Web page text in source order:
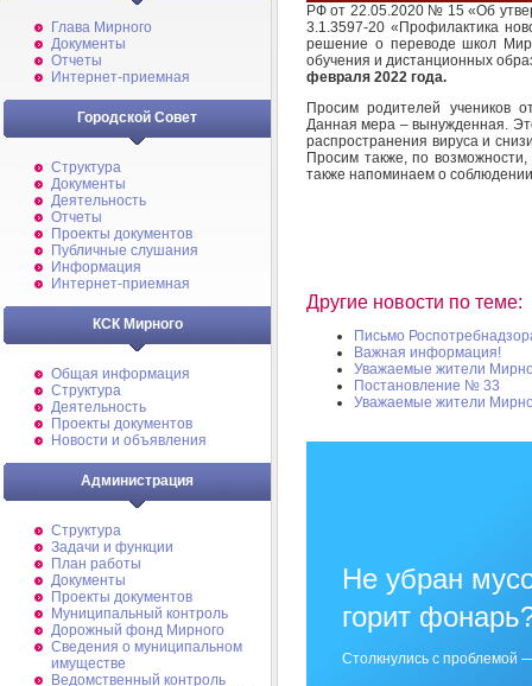
Глава Мирного
Документы
Отчеты
Интернет-приемная
Городской Совет
Структура
Документы
Деятельность
Отчеты
Проекты документов
Публичные слушания
Информация
Интернет-приемная
КСК Мирного
Общая информация
Структура
Деятельность
Проекты документов
Новости и объявления
Администрация
Структура
Задачи и функции
План работы
Документы
Проекты документов
Муниципальный контроль
Дорожный фонд Мирного
Cведения о муниципальном
имуществе
Ведомственный контроль
РФ от 22.05.2020 № 15 «Об
3.1.3597-20 «Профилактика
решение о переводе школ
обучения и дистанционных
февраля 2022 года.
Просим родителей учеников
Данная мера – вынужденная.
распространения вируса и
Просим также, по возможности,
также напоминаем о
Другие новости по теме:
Письмо
Важная информация!
Уважаемые жители
Постановление № 33
Уважаемые жители
Не убран
горит
Столкнулись с проблемой